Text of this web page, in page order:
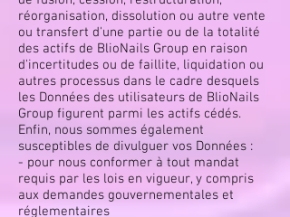
réorganisation, dissolution ou autre vente
ou transfert d'une partie ou de la totalité
des actifs de BlioNails Group en raison
d'incertitudes ou de faillite, liquidation ou
autres processus dans le cadre desquels
les Données des utilisateurs de BlioNails
Group figurent parmi les actifs cédés.
Enfin, nous sommes également
susceptibles de divulguer vos Données :
- pour nous conformer à tout mandat
requis par les lois en vigueur, y compris
aux demandes gouvernementales et
réglementaires